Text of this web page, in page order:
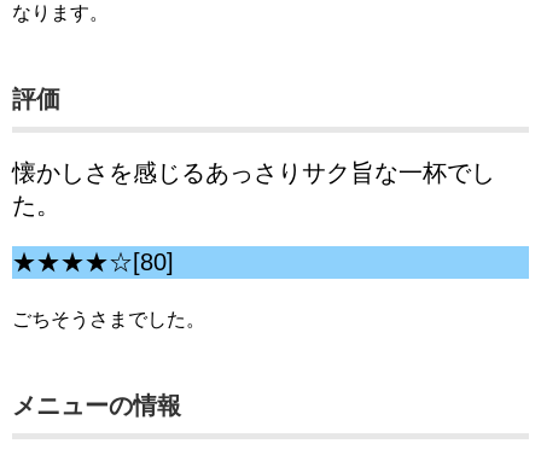
なります。
評価
懐かしさを感じるあっさりサク旨な一杯でし
た。
★★★★☆[80]
ごちそうさまでした。
メニューの情報